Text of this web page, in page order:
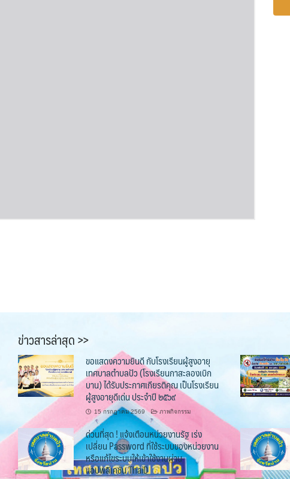
ข่าวสารล่าสุด >>
ขอแสดงความยินดี กับโรงเรียนผู้สูงอายุ
เทศบาลตำบลปัว (โรงเรียนกาสะลองเบิก
บาน) ได้รับประกาศเกียรติคุณ เป็นโรงเรียน
ผู้สูงอายุดีเด่น ประจำปี ๒๕๖๙
15 กรกฎาคม 2569 ภาพกิจกรรม
ด่วนที่สุด ! แจ้งเตือนหน่วยงานรัฐ เร่ง
เปลี่ยน Password ที่ใช้ระบบของหน่วยงาน
หรือแก้ไขระบบให้เข้าใช้งานผ่าน
แอปพลิเคชัน ThaiD